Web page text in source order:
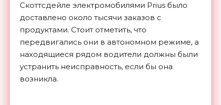
Скоттсдейле электромобилями Prius было
доставлено около тысячи заказов с
продуктами. Стоит отметить, что
передвигались они в автономном режиме, а
находящиеся рядом водители должны были
устранить неисправность, если бы она
возникла.